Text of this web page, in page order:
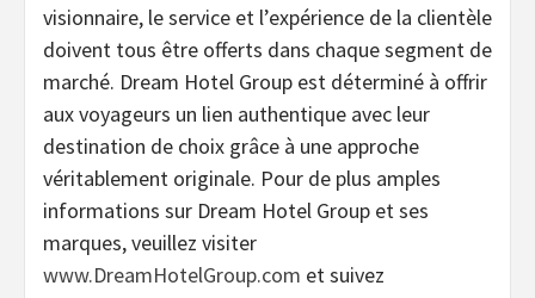
visionnaire, le service et l’expérience de la clientèle
doivent tous être offerts dans chaque segment de
marché. Dream Hotel Group est déterminé à offrir
aux voyageurs un lien authentique avec leur
destination de choix grâce à une approche
véritablement originale. Pour de plus amples
informations sur Dream Hotel Group et ses
marques, veuillez visiter
www.DreamHotelGroup.com et suivez